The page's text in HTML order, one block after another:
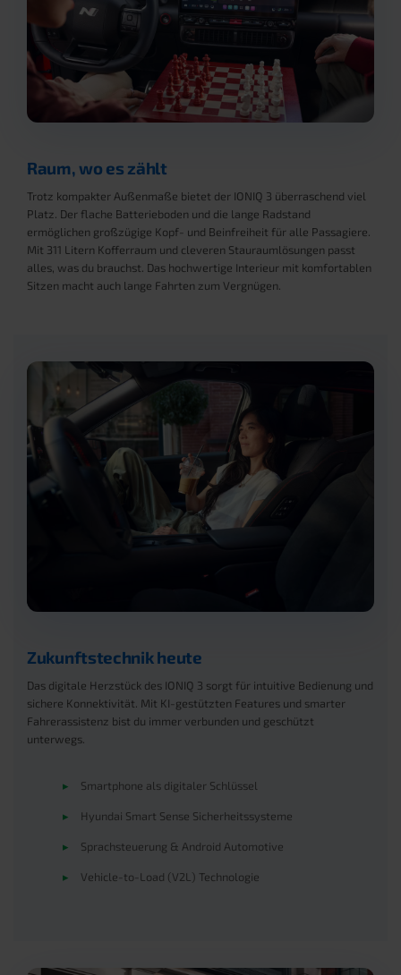
Raum, wo es zählt
Trotz kompakter Außenmaße bietet der IONIQ 3 überraschend viel
Platz. Der flache Batterieboden und die lange Radstand
ermöglichen großzügige Kopf- und Beinfreiheit für alle Passagiere.
Mit 311 Litern Kofferraum und cleveren Stauraumlösungen passt
alles, was du brauchst. Das hochwertige Interieur mit komfortablen
Sitzen macht auch lange Fahrten zum Vergnügen.
Zukunftstechnik heute
Das digitale Herzstück des IONIQ 3 sorgt für intuitive Bedienung und
sichere Konnektivität. Mit KI-gestützten Features und smarter
Fahrerassistenz bist du immer verbunden und geschützt
unterwegs.
▸ Smartphone als digitaler Schlüssel
▸ Hyundai Smart Sense Sicherheitssysteme
▸ Sprachsteuerung & Android Automotive
▸ Vehicle-to-Load (V2L) Technologie